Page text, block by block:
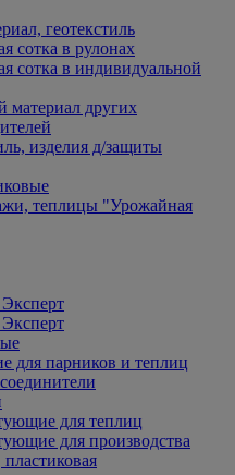
геотекстиль
сотка в рулонах
сотка в индивидуальной
материал других
изделия д/защиты
теплицы "Урожайная
для парников и теплиц
для теплиц
для производства